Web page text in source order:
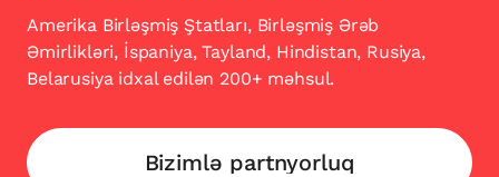
Amerika Birləşmiş Ştatları, Birləşmiş Ərəb
Əmirlikləri, İspaniya, Tayland, Hindistan, Rusiya,
Belarusiya idxal edilən 200+ məhsul.
Bizimlə partnyorluq